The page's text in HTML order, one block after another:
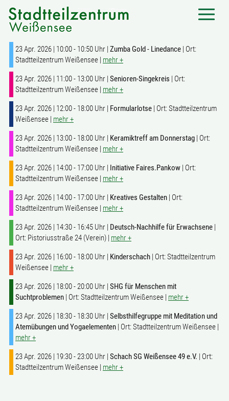
23 Apr. 2026 | 10:00 - 10:50 Uhr | Zumba Gold - Linedance | Ort:
Stadtteilzentrum Weißensee | mehr +
23 Apr. 2026 | 11:00 - 13:00 Uhr | Senioren-Singekreis | Ort:
Stadtteilzentrum Weißensee | mehr +
23 Apr. 2026 | 12:00 - 18:00 Uhr | Formularlotse | Ort: Stadtteilzentrum
Weißensee | mehr +
23 Apr. 2026 | 13:00 - 18:00 Uhr | Keramiktreff am Donnerstag | Ort:
Stadtteilzentrum Weißensee | mehr +
23 Apr. 2026 | 14:00 - 17:00 Uhr | Initiative Faires.Pankow | Ort:
Stadtteilzentrum Weißensee | mehr +
23 Apr. 2026 | 14:00 - 17:00 Uhr | Kreatives Gestalten | Ort:
Stadtteilzentrum Weißensee | mehr +
23 Apr. 2026 | 14:30 - 16:45 Uhr | Deutsch-Nachhilfe für Erwachsene |
Ort: Pistoriusstraße 24 (Verein) | mehr +
23 Apr. 2026 | 16:00 - 18:00 Uhr | Kinderschach | Ort: Stadtteilzentrum
Weißensee | mehr +
23 Apr. 2026 | 18:00 - 20:00 Uhr | SHG für Menschen mit
Suchtproblemen | Ort: Stadtteilzentrum Weißensee | mehr +
23 Apr. 2026 | 18:30 - 18:30 Uhr | Selbsthilfegruppe mit Meditation und
Atemübungen und Yogaelementen | Ort: Stadtteilzentrum Weißensee |
mehr +
23 Apr. 2026 | 19:30 - 23:00 Uhr | Schach SG Weißensee 49 e.V. | Ort:
Stadtteilzentrum Weißensee | mehr +